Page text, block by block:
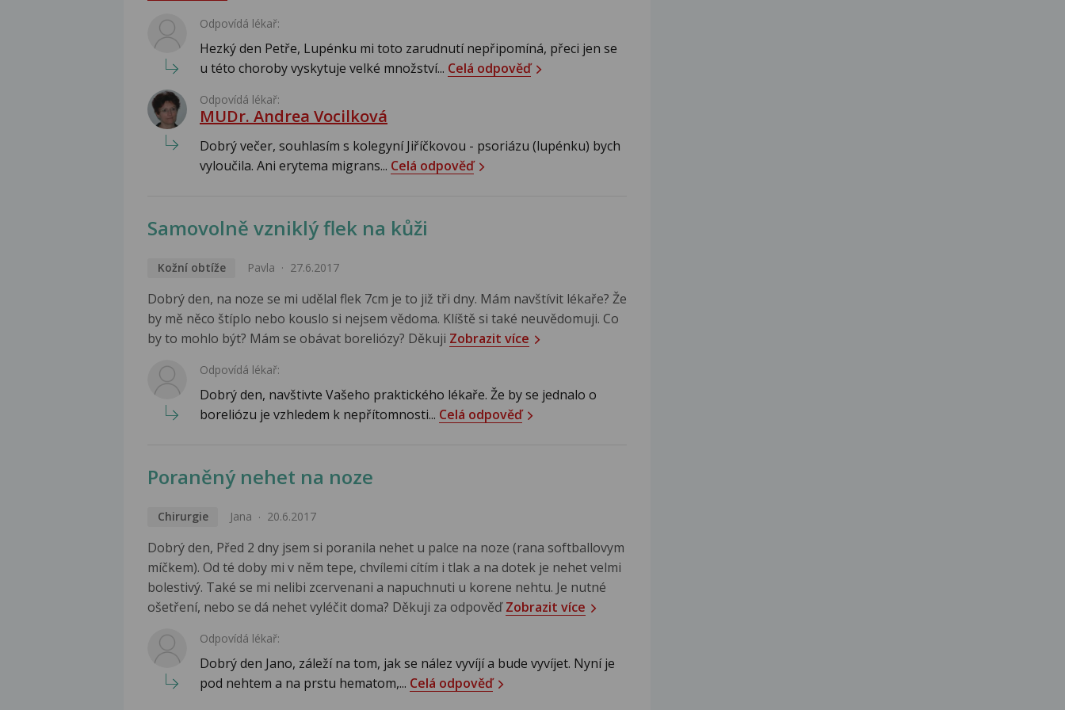
Odpovídá lékař:
Hezký den Petře, Lupénku mi toto zarudnutí nepřipomíná, přeci jen se
u této choroby vyskytuje velké množství... Celá odpověď
Odpovídá lékař:
MUDr. Andrea Vocilková
Dobrý večer, souhlasím s kolegyní Jiříčkovou - psoriázu (lupénku) bych
vyloučila. Ani erytema migrans... Celá odpověď
Samovolně vzniklý flek na kůži
Kožní obtíže Pavla 27.6.2017
Dobrý den, na noze se mi udělal flek 7cm je to již tři dny. Mám navštívit lékaře? Že
by mě něco štíplo nebo kouslo si nejsem vědoma. Klíště si také neuvědomuji. Co
by to mohlo být? Mám se obávat boreliózy? Děkuji Zobrazit více
Odpovídá lékař:
Dobrý den, navštivte Vašeho praktického lékaře. Že by se jednalo o
boreliózu je vzhledem k nepřítomnosti... Celá odpověď
Poraněný nehet na noze
Chirurgie Jana 20.6.2017
Dobrý den, Před 2 dny jsem si poranila nehet u palce na noze (rana softballovym
míčkem). Od té doby mi v něm tepe, chvílemi cítím i tlak a na dotek je nehet velmi
bolestivý. Také se mi nelibi zcervenani a napuchnuti u korene nehtu. Je nutné
ošetření, nebo se dá nehet vyléčit doma? Děkuji za odpověďZobrazit více
Odpovídá lékař:
Dobrý den Jano, záleží na tom, jak se nález vyvíjí a bude vyvíjet. Nyní je
pod nehtem a na prstu hematom,... Celá odpověď